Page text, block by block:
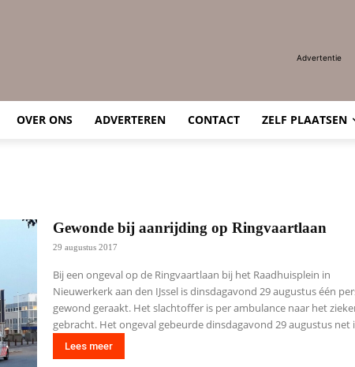
Advertentie
OVER ONS ADVERTEREN CONTACT ZELF PLAATSEN
Gewonde bij aanrijding op Ringvaartlaan
29 augustus 2017
Bij een ongeval op de Ringvaartlaan bij het Raadhuisplein in
Nieuwerkerk aan den IJssel is dinsdagavond 29 augustus één
gewond geraakt. Het slachtoffer is per ambulance naar het
gebracht. Het ongeval gebeurde dinsdagavond 29 augustus net
Lees meer